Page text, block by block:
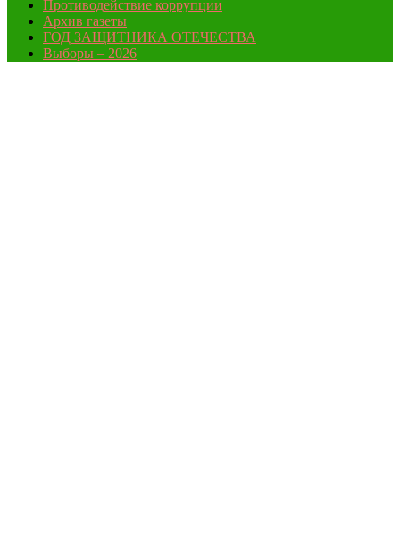
Противодействие коррупции
Архив газеты
ГОД ЗАЩИТНИКА ОТЕЧЕСТВА
Выборы – 2026